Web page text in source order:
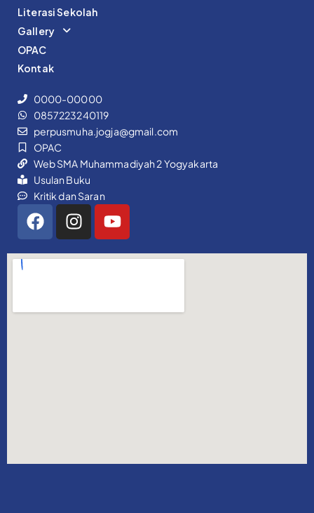
Literasi Sekolah
Gallery
OPAC
Kontak
0000-00000
0857223240119
perpusmuha.jogja@gmail.com
OPAC
Web SMA Muhammadiyah 2 Yogyakarta
Usulan Buku
Kritik dan Saran